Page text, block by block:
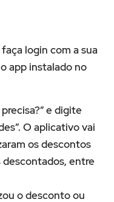
login com a sua
app instalado no
e digite
O aplicativo vai
os descontos
descontados, entre
o desconto ou